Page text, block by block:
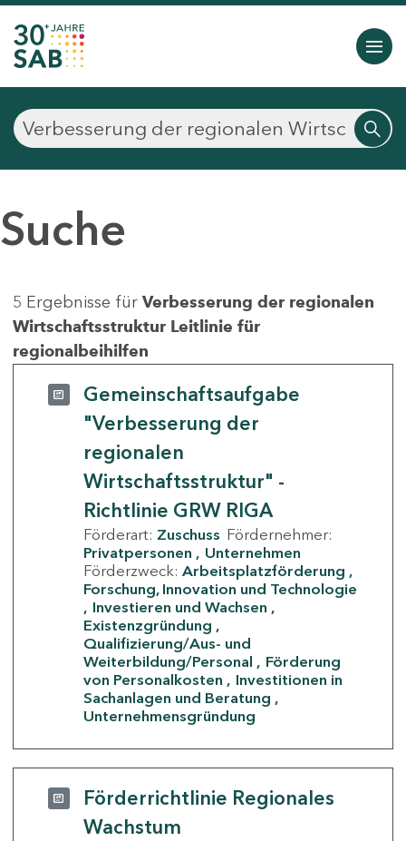
Suche
5 Ergebnisse für Verbesserung der regionalen
Wirtschaftsstruktur Leitlinie für
regionalbeihilfen
Gemeinschaftsaufgabe
"Verbesserung der
regionalen
Wirtschaftsstruktur" -
Richtlinie GRW RIGA
Förderart: Zuschuss Fördernehmer:
Privatpersonen
Unternehmen
Förderzweck: Arbeitsplatzförderung
Forschung, Innovation und Technologie
Investieren und Wachsen
Existenzgründung
Qualifizierung/Aus- und
Weiterbildung/Personal
Förderung
von Personalkosten
Investitionen in
Sachanlagen und Beratung
Unternehmensgründung
Förderrichtlinie Regionales
Wachstum